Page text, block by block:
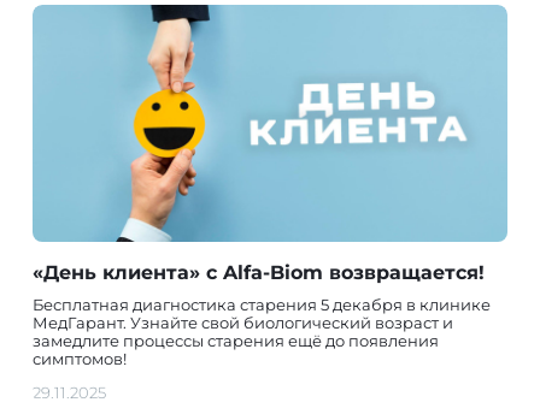
«День клиента» с Alfa-Biom возвращается!
Бесплатная диагностика старения 5 декабря в клинике
МедГарант. Узнайте свой биологический возраст и
замедлите процессы старения ещё до появления
симптомов!
29.11.2025